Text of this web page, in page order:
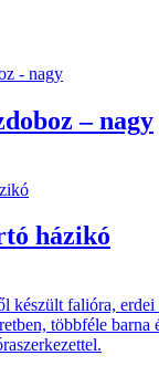
– nagy
házikó